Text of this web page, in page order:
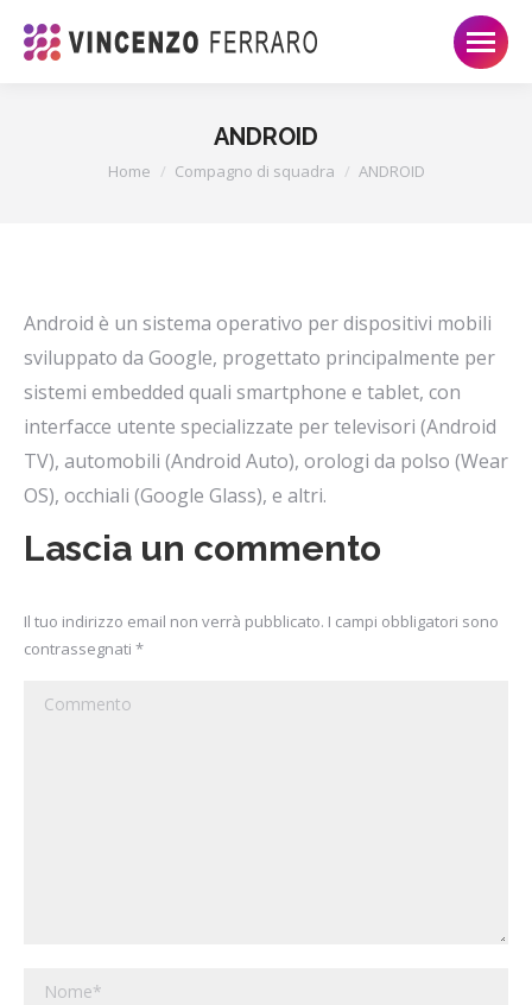
ANDROID
Tu sei qui:
Home Compagno di squadra ANDROID
Android è un sistema operativo per dispositivi mobili
sviluppato da Google, progettato principalmente per
sistemi embedded quali smartphone e tablet, con
interfacce utente specializzate per televisori (Android
TV), automobili (Android Auto), orologi da polso (Wear
OS), occhiali (Google Glass), e altri.
Lascia un commento
Il tuo indirizzo email non verrà pubblicato. I campi obbligatori sono
contrassegnati *
Commento
Nome *